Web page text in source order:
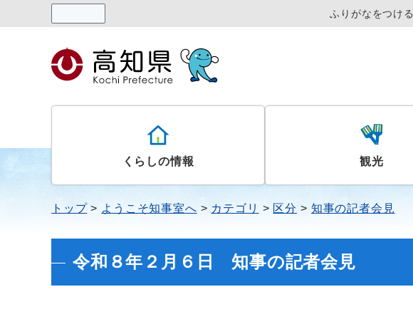
ふりがなをつける
くらしの情報 観光
トップ ようこそ知事室へ カテゴリ 区分 知事の記者会見
令和８年２月６日 知事の記者会見